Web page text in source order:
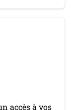
accès à vos